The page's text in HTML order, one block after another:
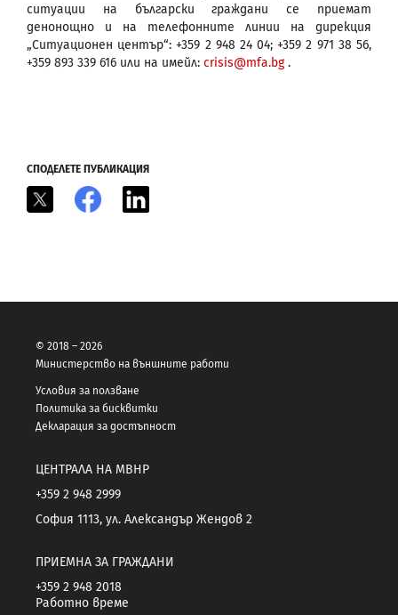
ситуации на български граждани се приемат
денонощно и на телефонните линии на дирекция
„Ситуационен център“: ‪+359 2 948 24 04; ‪+359 2 971 38 56,
‪+359 893 339 616 или на имейл: crisis@mfa.bg.
СПОДЕЛЕТЕ ПУБЛИКАЦИЯ
Facebook
© 2018 – 2026
Министерство на външните работи
Условия за ползване
Политика за бисквитки
Декларация за достъпност
ЦЕНТРАЛА НА МВНР
+359 2 948 2999
София 1113, ул. Александър Жендов 2
ПРИЕМНА ЗА ГРАЖДАНИ
+359 2 948 2018
Работно време